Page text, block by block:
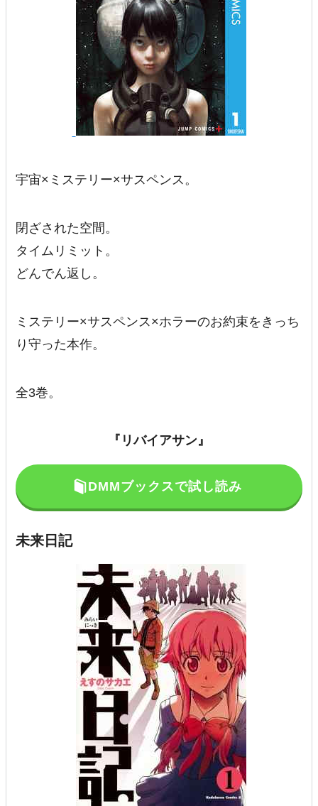
宇宙×ミステリー×サスペンス。
閉ざされた空間。
タイムリミット。
どんでん返し。
ミステリー×サスペンス×ホラーのお約束をきっち
り守った本作。
全3巻。
『リバイアサン』
DMMブックスで試し読み
未来日記